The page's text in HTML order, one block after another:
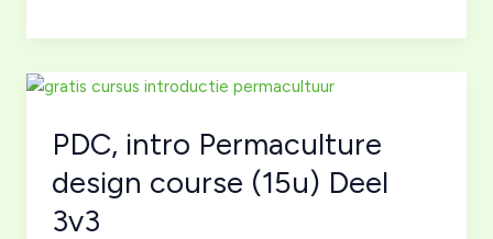
paar
voor
gratis
15-
urige
introductiecursus
PDC, intro Permaculture
design course (15u) Deel
3v3